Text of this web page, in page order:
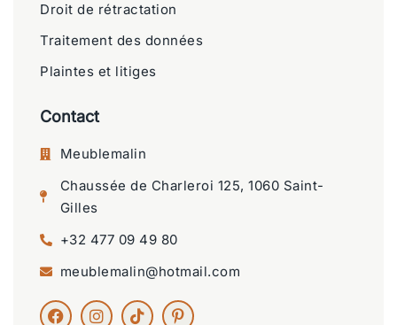
Droit de rétractation
Traitement des données
Plaintes et litiges
Contact
Meublemalin
Chaussée de Charleroi 125, 1060 Saint-
Gilles
+32 477 09 49 80
meublemalin@hotmail.com